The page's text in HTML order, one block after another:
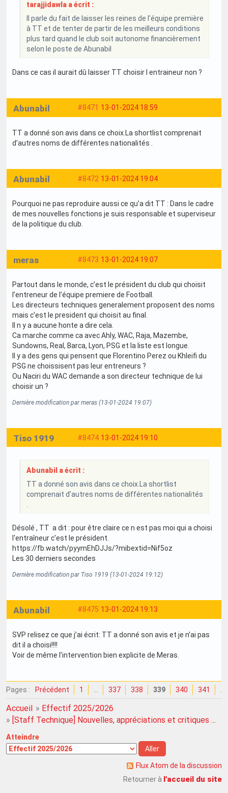
tarajjidawla a écrit :
Il parle du fait de laisser les reines de l'équipe première
à TT et de tenter de partir de les meilleurs conditions
plus tard quand le club soit autonome financièrement
selon le poste de Abunabil
Dans ce cas il aurait dû laisser TT choisir l entraineur non ?
#8471 13-01-2024 18:59
Abunabil
TT a donné son avis dans ce choix.La shortlist comprenait
d’autres noms de différentes nationalités .
#8472 13-01-2024 19:04
Abunabil
Pourquoi ne pas reproduire aussi ce qu’a dit TT : Dans le cadre
de mes nouvelles fonctions je suis responsable et superviseur
de la politique du club.
#8473 13-01-2024 19:07
meras
Partout dans le monde, c’est le président du club qui choisit
l’entreneur de l’équipe premiere de Football.
Les directeurs techniques generalement proposent des noms
mais c’est le president qui choisit au final.
Il n y a aucune honte a dire cela.
Ca marche comme ca avec Ahly, WAC, Raja, Mazembe,
Sundowns, Real, Barca, Lyon, PSG et la liste est longue.
Il y a des gens qui pensent que Florentino Perez ou Khleifi du
PSG ne choissisent pas leur entreneurs ?
Ou Naciri du WAC demande a son directeur technique de lui
choisir un ?
Dernière modification par meras (13-01-2024 19:07)
#8474 13-01-2024 19:10
Tiso 1919
Abunabil a écrit :
TT a donné son avis dans ce choix.La shortlist
comprenait d’autres noms de différentes nationalités
Désolé , TT a dit : pour être claire ce n est pas moi qui a choisi
l'entraîneur c'est le président.
https://fb.watch/pyymEhDJJs/?mibextid=Nif5oz
Les 30 derniers secondes
Dernière modification par Tiso 1919 (13-01-2024 19:12)
#8475 13-01-2024 19:13
Abunabil
SVP relisez ce que j’ai écrit: TT a donné son avis et je n’ai pas
dit il a choisi!!!!
Voir de même l’intervention bien explicite de Meras.
Pages : Précédent 1 337 338 339 340 341
Accueil » Effectif 2025/2026
» [Staff Technique] Nouvelles, appréciations et critiques ...
Atteindre
Flux Atom de la discussion
Retourner à l'accueil du site